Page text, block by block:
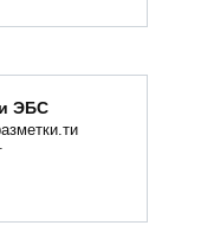
ЭБС